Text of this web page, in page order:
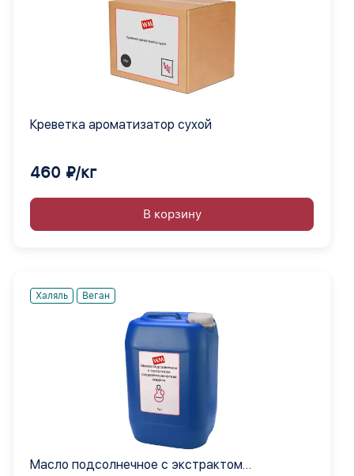
Креветка ароматизатор сухой
460 ₽/кг
В корзину
Халяль Веган
Масло подсолнечное с экстрактом